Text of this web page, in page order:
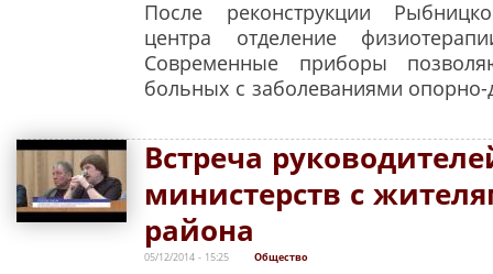
После реконструкции
центра отделение
Современные приборы
больных с заболеваниями опорно-
Встреча
министерств с
района
05/12/2014 - 15:25 Общество